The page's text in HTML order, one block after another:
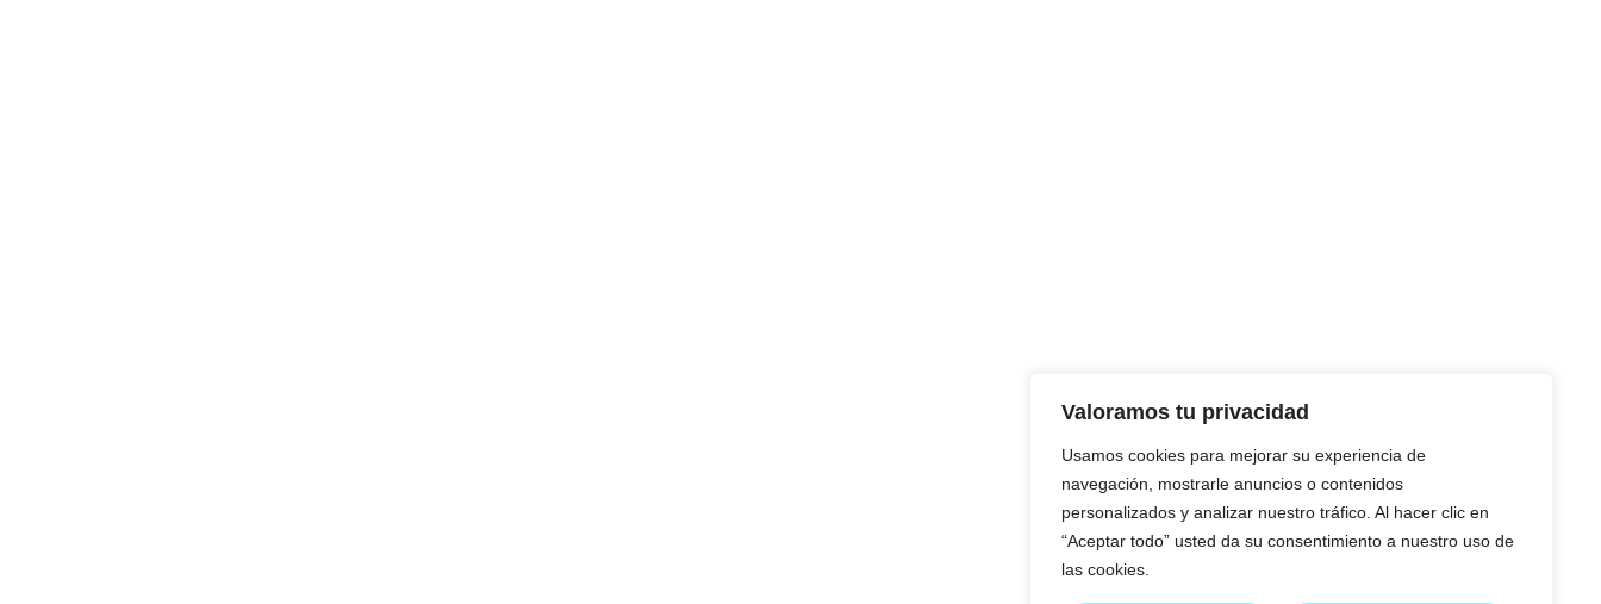
Valoramos tu privacidad
Usamos cookies para mejorar su experiencia de
navegación, mostrarle anuncios o contenidos
personalizados y analizar nuestro tráfico. Al hacer clic en
“Aceptar todo” usted da su consentimiento a nuestro uso de
las cookies.